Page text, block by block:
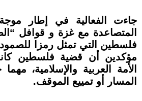
جاءت الفعالية في إطار
المتصاعدة مع غزة و قوافل
فلسطين التي تمثل رمزا للصمود
مؤكدين أن قضية فلسطين
الأمة العربية والإسلامية،
المسار أو تمييع الموقف.